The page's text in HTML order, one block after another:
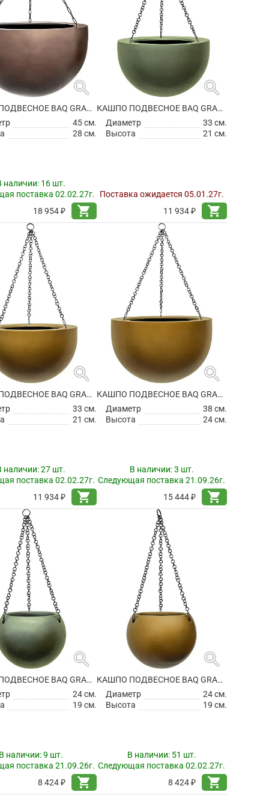
search
КАШПО ПОДВЕСНОЕ BAQ GRADIENT HANGING BOWL MATT COFFEE
45 см.
28 см.
наличии: 16 шт.
поставка 02.02.27г.
18 954 ₽
shopping_cart
search
КАШПО ПОДВЕСНОЕ BAQ GRADIENT HANGING BOWL MATT FOREST GREEN
Диаметр
33 см.
Высота
21 см.
Поставка ожидается 05.01.27г.
11 934 ₽
shopping_cart
search
КАШПО ПОДВЕСНОЕ BAQ GRADIENT HANGING BOWL MATT HONEY
33 см.
21 см.
наличии:27 шт.
поставка 02.02.27г.
11 934 ₽
shopping_cart
search
КАШПО ПОДВЕСНОЕ BAQ GRADIENT HANGING BOWL MATT HONEY
Диаметр
38 см.
Высота
24 см.
В наличии:3 шт.
Следующая поставка 21.09.26г.
15 444 ₽
shopping_cart
search
КАШПО ПОДВЕСНОЕ BAQ GRADIENT HANGING GLOBE MATT FOREST GREEN
24 см.
19 см.
наличии:9 шт.
поставка 21.09.26г.
8 424 ₽
shopping_cart
search
КАШПО ПОДВЕСНОЕ BAQ GRADIENT HANGING GLOBE MATT HONEY
Диаметр
24 см.
Высота
19 см.
В наличии: 51 шт.
Следующая поставка 02.02.27г.
8 424 ₽
shopping_cart